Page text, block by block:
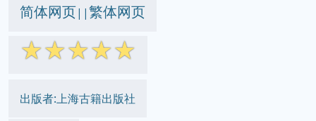
简体网页||繁体网页
☆☆☆☆☆
出版者:上海古籍出版社